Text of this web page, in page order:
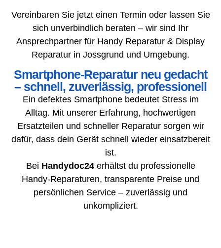
Vereinbaren Sie jetzt einen Termin oder lassen Sie
sich unverbindlich beraten – wir sind Ihr
Ansprechpartner für Handy Reparatur & Display
Reparatur in Jossgrund und Umgebung.
Smartphone-Reparatur neu gedacht
– schnell, zuverlässig, professionell
Ein defektes Smartphone bedeutet Stress im
Alltag. Mit unserer Erfahrung, hochwertigen
Ersatzteilen und schneller Reparatur sorgen wir
dafür, dass dein Gerät schnell wieder einsatzbereit
ist.
Bei Handydoc24erhältst du professionelle
Handy-Reparaturen, transparente Preise und
persönlichen Service – zuverlässig und
unkompliziert.